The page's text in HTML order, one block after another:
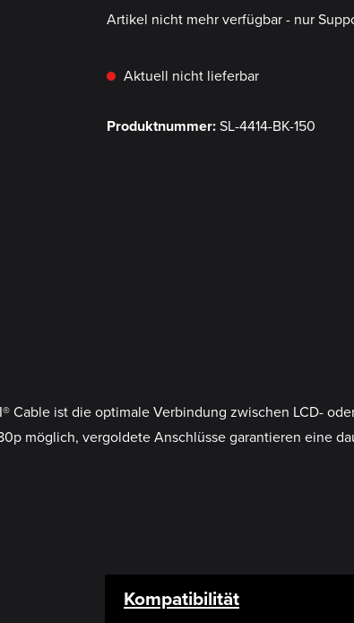
Artikel nicht mehr verfügbar - nur
Aktuell nicht lieferbar
Produktnummer:SL-4414-BK-150
ist die optimale Verbindung zwischen LCD-
möglich, vergoldete Anschlüsse garantieren eine
Kompatibilität